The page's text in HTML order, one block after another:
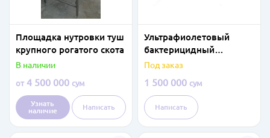
Площадка нутровки туш
крупного рогатого скота
В наличии
от 4 500 000 сум
Узнать
наличие
Написать
Ультрафиолетовый
бактерицидный
очиститель воздуха
облучатель воздуха)
Под заказ
1 500 000 сум
Написать